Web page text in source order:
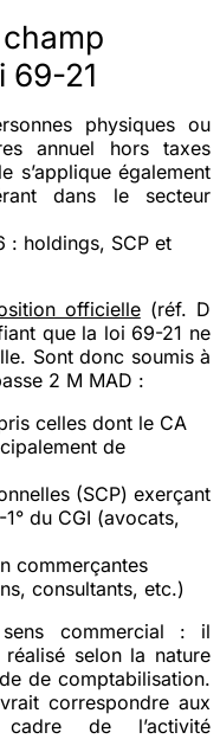
69-21
physiques ou
annuel hors taxes
s’applique également
dans le secteur
: holdings, SCP et
officielle(réf. D
que la loi 69-21 ne
. Sont donc soumis à
2 M MAD :
celles dont le CA
de
(SCP) exerçant
du CGI (avocats,
commerçantes
consultants, etc.)
sens commercial : il
selon la nature
de comptabilisation.
correspondre aux
de l’activité